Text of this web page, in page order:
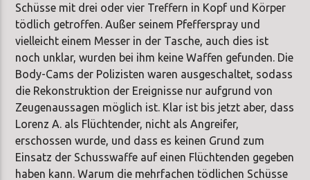
Schüsse mit drei oder vier Treffern in Kopf und Körper
tödlich getroffen. Außer seinem Pfefferspray und
vielleicht einem Messer in der Tasche, auch dies ist
noch unklar, wurden bei ihm keine Waffen gefunden. Die
Body-Cams der Polizisten waren ausgeschaltet, sodass
die Rekonstruktion der Ereignisse nur aufgrund von
Zeugenaussagen möglich ist. Klar ist bis jetzt aber, dass
Lorenz A. als Flüchtender, nicht als Angreifer,
erschossen wurde, und dass es keinen Grund zum
Einsatz der Schusswaffe auf einen Flüchtenden gegeben
haben kann. Warum die mehrfachen tödlichen Schüsse